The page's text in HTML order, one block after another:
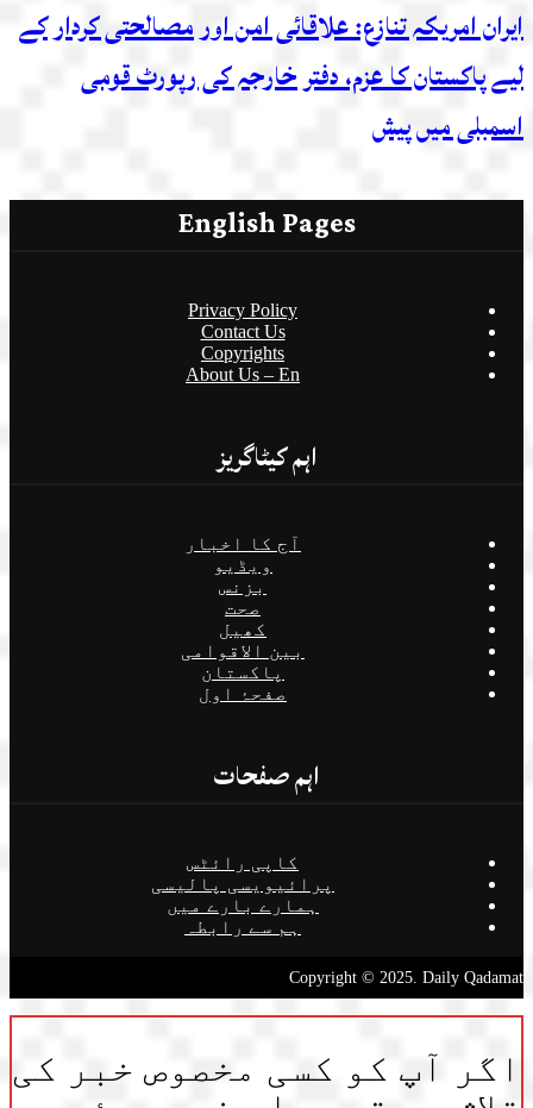
ایران امریکہ تنازع: علاقائی امن اور مصالحتی کردار کے
لیے پاکستان کا عزم، دفتر خارجہ کی رپورٹ قومی
اسمبلی میں پیش
English Pages
Privacy Policy
Contact Us
Copyrights
About Us – En
اہم کیٹاگریز
آج کا اخبار
ویڈیو
بزنس
صحت
کھیل
بین الاقوامی
پاکستان
صفحۂ اول
اہم صفحات
کاپی رائٹس
پرائیویسی پالیسی
ہمارے بارے میں
ہم سے رابطہ
Copyright © 2025. Daily Qadamat
اگر آپ کو کسی مخصوص خبر کی